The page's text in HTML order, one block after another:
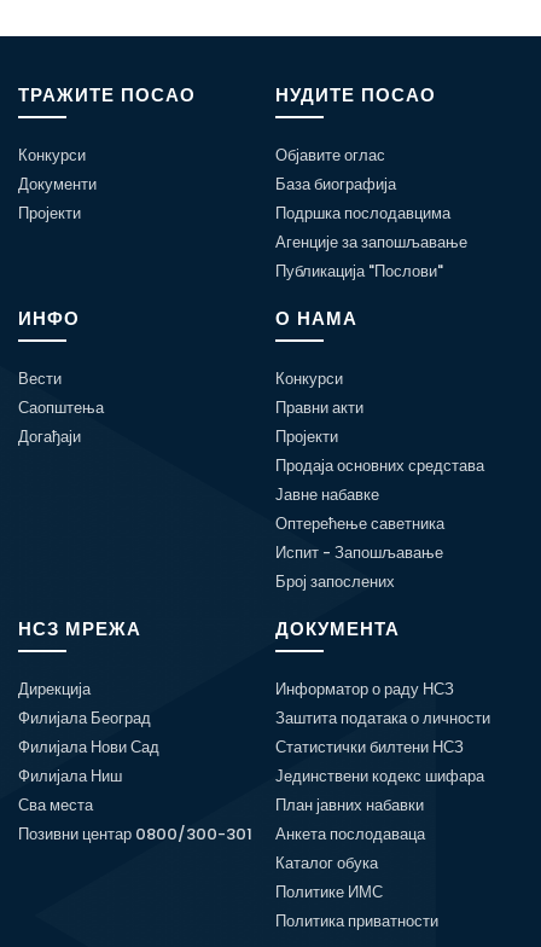
ТРАЖИТЕ ПОСАО
Конкурси
Документи
Пројекти
НУДИТЕ ПОСАО
Објавите оглас
База биографија
Подршка послодавцима
Агенције за запошљавање
Публикација "Послови"
ИНФО
Вести
Саопштења
Догађаји
О НАМА
Конкурси
Правни акти
Пројекти
Продаја основних средстава
Јавне набавке
Оптерећење саветника
Испит - Запошљавање
Број запослених
НСЗ МРЕЖА
Дирекција
Филијала Београд
Филијала Нови Сад
Филијала Ниш
Сва места
Позивни центар 0800/300-301
ДОКУМЕНТА
Информатор о раду НСЗ
Заштита података о личности
Статистички билтени НСЗ
Јединствени кодекс шифара
План јавних набавки
Анкета послодаваца
Каталог обука
Политике ИМС
Политика приватности